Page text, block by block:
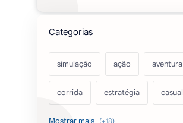
Categorias
simulação ação aventura
corrida estratégia casual
acarde esportes